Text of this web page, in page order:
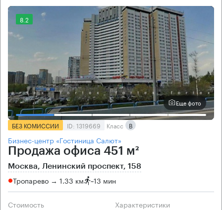
8.2
Еще фото
БЕЗ КОМИССИИ ID: 1319669 Класс B
Бизнес-центр «Гостиница Салют»
Продажа офиса 451 м²
Москва, Ленинский проспект, 158
Тропарево → 1.33 км ~13 мин
Стоимость Характеристики